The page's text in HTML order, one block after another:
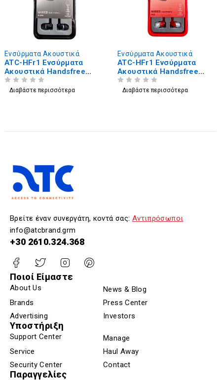
Ενσύρματα Ακουστικά
ATC-HFr1 Ενσύρματα
Ακουστικά Handsfree
3,5mm Μαύρο
Διαβάστε περισσότερα
Ενσύρματα Ακουστικά
ATC-HFr1 Ενσύρματα
Ακουστικά Handsfree
3,5mm Κόκκινο
Διαβάστε περισσότερα
Βρείτε έναν συνεργάτη, κοντά σας: Αντιπρόσωποι
info@atcbrand.grm
+30 2610.324.368
Ποιοί Είμαστε
About Us
News & Blog
Brands
Press Center
Advertising
Investors
Υποστήριξη
Support Center
Manage
Service
Haul Away
Security Center
Contact
Παραγγελίες